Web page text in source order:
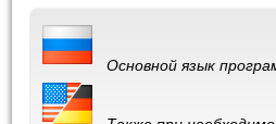
Основной язык